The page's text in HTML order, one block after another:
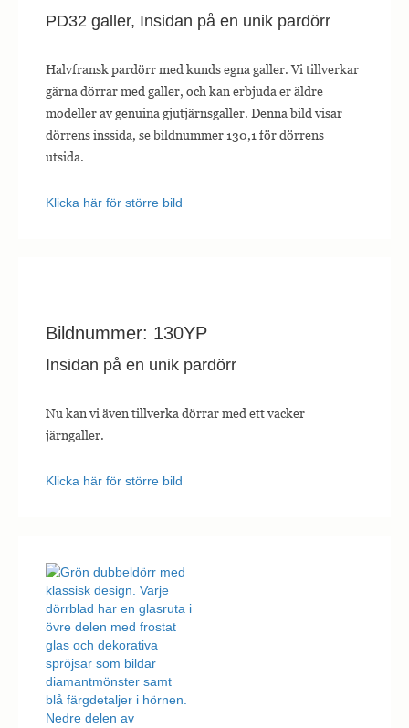
PD32 galler, Insidan på en unik pardörr
Halvfransk pardörr med kunds egna galler. Vi tillverkar
gärna dörrar med galler, och kan erbjuda er äldre
modeller av genuina gjutjärnsgaller. Denna bild visar
dörrens inssida, se bildnummer 130,1 för dörrens
utsida.
Klicka här för större bild
Bildnummer: 130YP
Insidan på en unik pardörr
Nu kan vi även tillverka dörrar med ett vacker
järngaller.
Klicka här för större bild